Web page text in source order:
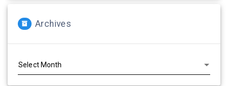
Archives